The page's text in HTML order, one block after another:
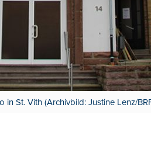
in St. Vith (Archivbild: Justine Lenz/